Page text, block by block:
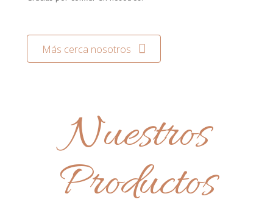
Más cerca nosotros
Nuestros
Productos